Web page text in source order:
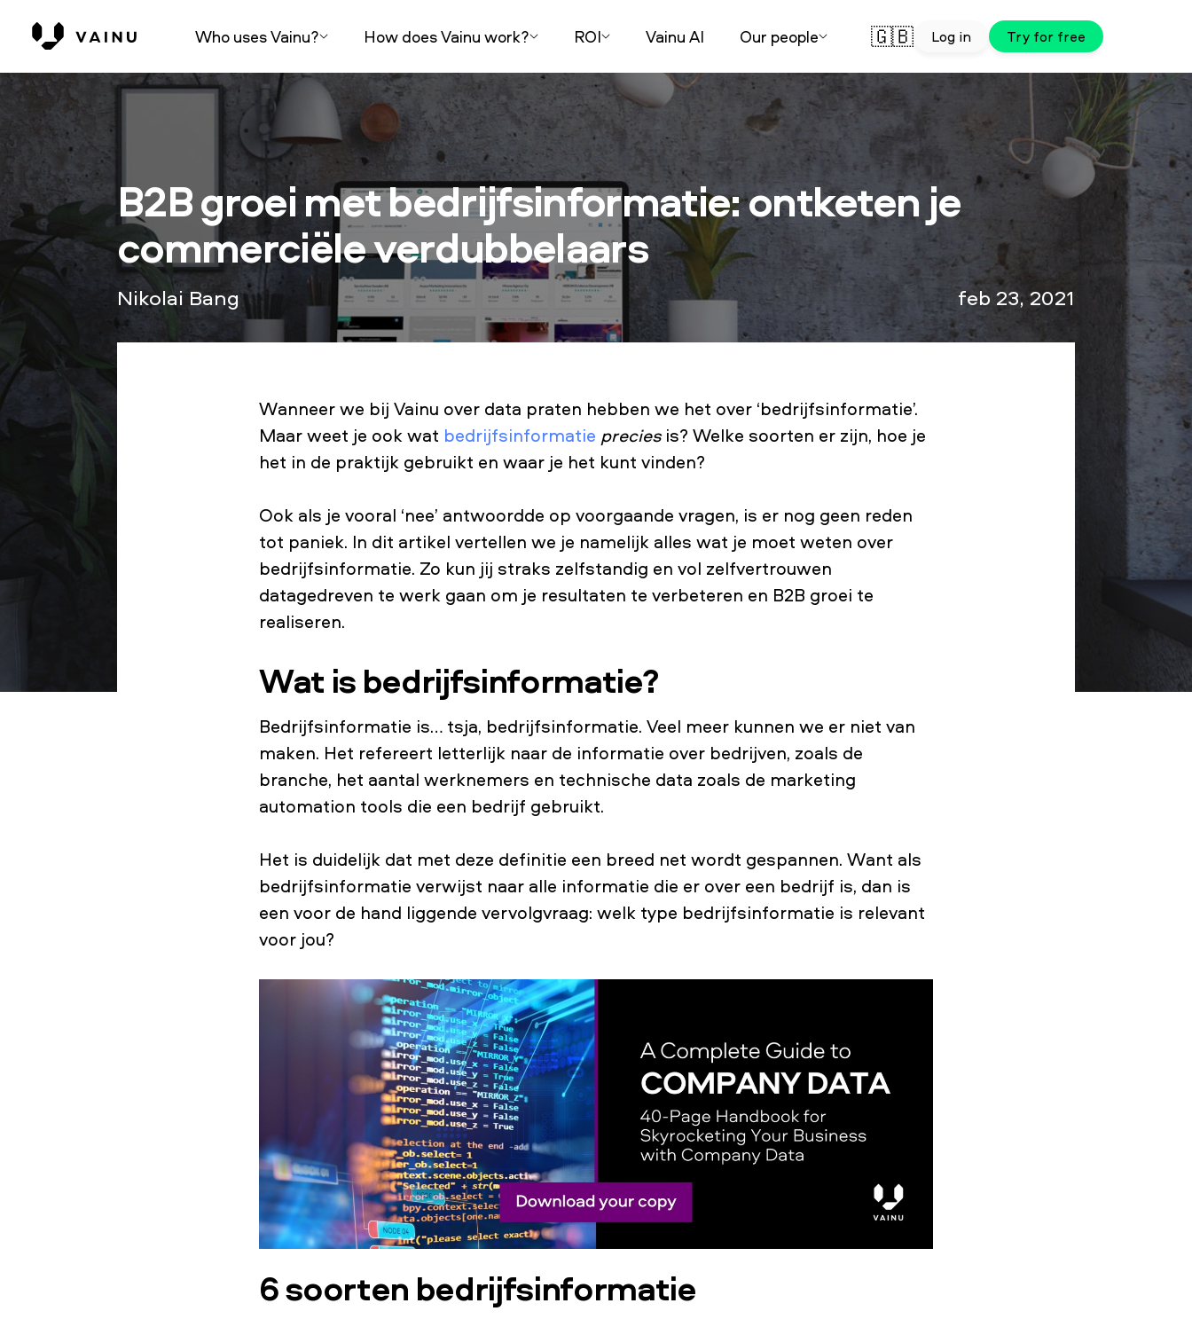
Who uses Vainu? How does Vainu work? ROI Vainu AI Our people 🇬🇧 Log in Try for free
B2B groei met bedrijfsinformatie: ontketen je
commerciële verdubbelaars
Nikolai Bang feb 23, 2021
Wanneer we bij Vainu over data praten hebben we het over ‘bedrijfsinformatie’.
Maar weet je ook wat bedrijfsinformatie preciesis? Welke soorten er zijn, hoe je
het in de praktijk gebruikt en waar je het kunt vinden?
Ook als je vooral ‘nee’ antwoordde op voorgaande vragen, is er nog geen reden
tot paniek. In dit artikel vertellen we je namelijk alles wat je moet weten over
bedrijfsinformatie. Zo kun jij straks zelfstandig en vol zelfvertrouwen
datagedreven te werk gaan om je resultaten te verbeteren en B2B groei te
realiseren.
Wat is bedrijfsinformatie?
Bedrijfsinformatie is… tsja, bedrijfsinformatie. Veel meer kunnen we er niet van
maken. Het refereert letterlijk naar de informatie over bedrijven, zoals de
branche, het aantal werknemers en technische data zoals de marketing
automation tools die een bedrijf gebruikt.
Het is duidelijk dat met deze definitie een breed net wordt gespannen. Want als
bedrijfsinformatie verwijst naar alle informatie die er over een bedrijf is, dan is
een voor de hand liggende vervolgvraag: welk type bedrijfsinformatie is relevant
voor jou?
6 soorten bedrijfsinformatie